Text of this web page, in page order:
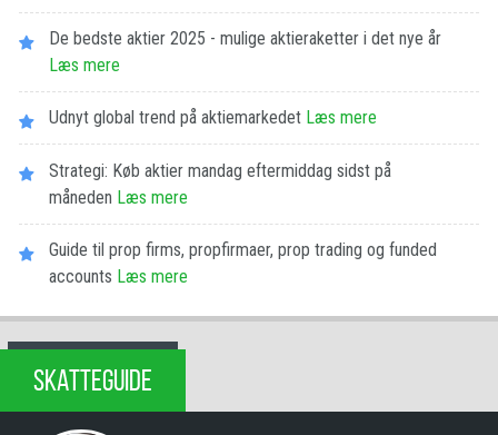
De bedste aktier 2025 - mulige aktieraketter i det nye år
Læs mere
Udnyt global trend på aktiemarkedet Læs mere
Strategi: Køb aktier mandag eftermiddag sidst på
måneden Læs mere
Guide til prop firms, propfirmaer, prop trading og funded
accounts Læs mere
SKATTEGUIDE